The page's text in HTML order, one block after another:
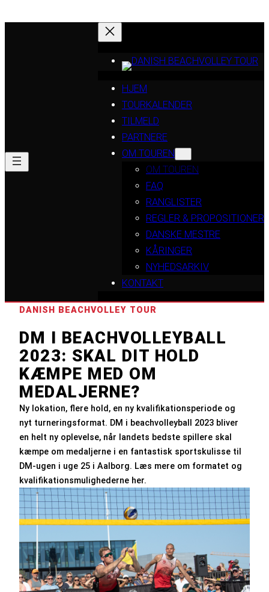
HJEM
TOURKALENDER
TILMELD
PARTNERE
OM TOUREN
OM TOUREN
FAQ
RANGLISTER
REGLER & PROPOSITIONER
DANSKE MESTRE
KÅRINGER
NYHEDSARKIV
KONTAKT
DANISH BEACHVOLLEY TOUR
DM I BEACHVOLLEYBALL
2023: SKAL DIT HOLD
KÆMPE MED OM
MEDALJERNE?
Ny lokation, flere hold, en ny kvalifikationsperiode og
nyt turneringsformat. DM i beachvolleyball 2023 bliver
en helt ny oplevelse, når landets bedste spillere skal
kæmpe om medaljerne i en fantastisk sportskulisse til
DM-ugen i uge 25 i Aalborg. Læs mere om formatet og
kvalifikationsmulighederne her.